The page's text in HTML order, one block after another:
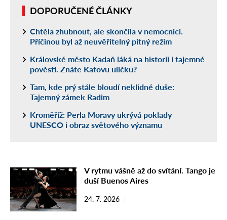
DOPORUČENÉ ČLÁNKY
Chtěla zhubnout, ale skončila v nemocnici.
Příčinou byl až neuvěřitelný pitný režim
Královské město Kadaň láká na historii i tajemné
pověsti. Znáte Katovu uličku?
Tam, kde prý stále bloudí neklidné duše:
Tajemný zámek Radim
Kroměříž: Perla Moravy ukrývá poklady
UNESCO i obraz světového významu
V rytmu vášně až do svítání. Tango je
duší Buenos Aires
24. 7. 2026